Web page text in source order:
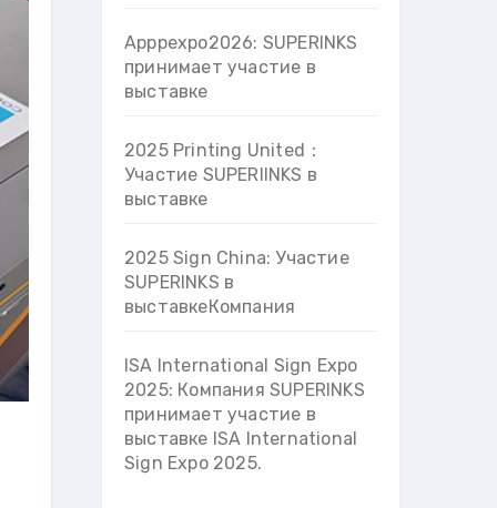
Apppexpo2026: SUPERINKS
принимает участие в
выставке
2025 Printing United：
Участие SUPERIINKS в
выставке
2025 Sign China: Участие
SUPERINKS в
выставкеКомпания
ISA International Sign Expo
2025: Компания SUPERINKS
принимает участие в
выставке ISA International
Sign Expo 2025.